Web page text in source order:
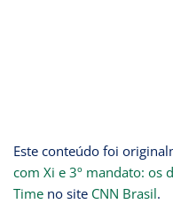
Este conteúdo foi
com Xi e 3º mandato: os
Time no site CNN Brasil.